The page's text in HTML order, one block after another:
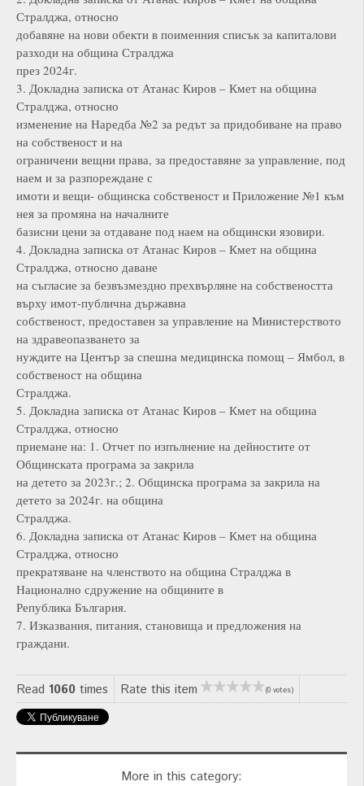
Стралджа, относно
добавяне на нови обекти в поименния списък за капиталови
разходи на община Стралджа
през 2024г.
3. Докладна записка от Атанас Киров – Кмет на община
Стралджа, относно
изменение на Наредба №2 за редът за придобиване на право
на собственост и на
ограничени вещни права, за предоставяне за управление, под
наем и за разпореждане с
имоти и вещи- общинска собственост и Приложение №1 към
нея за промяна на началните
базисни цени за отдаване под наем на общински язовири.
4. Докладна записка от Атанас Киров – Кмет на община
Стралджа, относно даване
на съгласие за безвъзмездно прехвърляне на собствеността
върху имот-публична държавна
собственост, предоставен за управление на Министерството
на здравеопазването за
нуждите на Център за спешна медицинска помощ – Ямбол, в
собственост на община
Стралджа.
5. Докладна записка от Атанас Киров – Кмет на община
Стралджа, относно
приемане на: 1. Отчет по изпълнение на дейностите от
Общинската програма за закрила
на детето за 2023г.; 2. Общинска програма за закрила на
детето за 2024г. на община
Стралджа.
6. Докладна записка от Атанас Киров – Кмет на община
Стралджа, относно
прекратяване на членството на община Стралджа в
Национално сдружение на общините в
Република България.
7. Изказвания, питания, становища и предложения на
граждани.
Read 1060 times Rate this item (0 votes)
More in this category: